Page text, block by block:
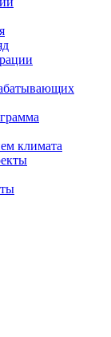
климата